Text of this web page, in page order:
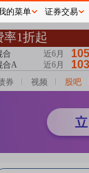
券 视频 股吧
的菜单 证券交易